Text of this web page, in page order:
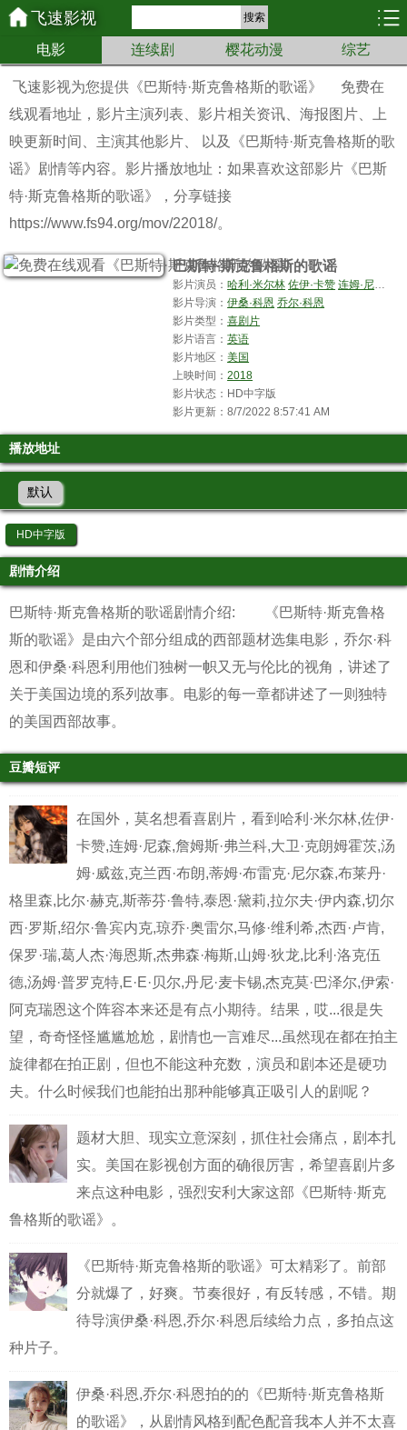
飞速影视 搜索
电影 连续剧 樱花动漫 综艺
飞速影视为您提供 《巴斯特·斯克鲁格斯的歌谣》
免费在
线观看地址，影片主演列表、影片相关资讯、海报图片、上
映更新时间、主演其他影片、 以及《巴斯特·斯克鲁格斯的歌
谣》剧情等内容。影片播放地址：如果喜欢这部影片《巴斯
特·斯克鲁格斯的歌谣》，分享链接
https://www.fs94.org/mov/22018/。
巴斯特·斯克鲁格斯的歌谣
影片演员：哈利·米尔林 佐伊·卡赞 连姆·尼森
影片导演：伊桑·科恩 乔尔·科恩
影片类型：喜剧片
影片语言：英语
影片地区：美国
上映时间：2018
影片状态：HD中字版
影片更新：8/7/2022 8:57:41 AM
播放地址
默认
HD中字版
剧情介绍
巴斯特·斯克鲁格斯的歌谣剧情介绍: 《巴斯特·斯克鲁格
斯的歌谣》是由六个部分组成的西部题材选集电影，乔尔·科
恩和伊桑·科恩利用他们独树一帜又无与伦比的视角，讲述了
关于美国边境的系列故事。电影的每一章都讲述了一则独特
的美国西部故事。
豆瓣短评
在国外，莫名想看喜剧片，看到哈利·米尔林,佐伊·
卡赞,连姆·尼森,詹姆斯·弗兰科,大卫·克朗姆霍茨,汤
姆·威兹,克兰西·布朗,蒂姆·布雷克·尼尔森,布莱丹·
格里森,比尔·赫克,斯蒂芬·鲁特,泰恩·黛莉,拉尔夫·伊内森,切尔
西·罗斯,绍尔·鲁宾内克,琼乔·奥雷尔,马修·维利希,杰西·卢肯,
保罗·瑞,葛人杰·海恩斯,杰弗森·梅斯,山姆·狄龙,比利·洛克伍
德,汤姆·普罗克特,E·E·贝尔,丹尼·麦卡锡,杰克莫·巴泽尔,伊索·
阿克瑞恩这个阵容本来还是有点小期待。结果，哎...很是失
望，奇奇怪怪尴尴尬尬，剧情也一言难尽...虽然现在都在拍主
旋律都在拍正剧，但也不能这种充数，演员和剧本还是硬功
夫。什么时候我们也能拍出那种能够真正吸引人的剧呢？
题材大胆、现实立意深刻，抓住社会痛点，剧本扎
实。美国在影视创方面的确很厉害，希望喜剧片多
来点这种电影，强烈安利大家这部《巴斯特·斯克
鲁格斯的歌谣》。
《巴斯特·斯克鲁格斯的歌谣》可太精彩了。前部
分就爆了，好爽。节奏很好，有反转感，不错。期
待导演伊桑·科恩,乔尔·科恩后续给力点，多拍点这
种片子。
伊桑·科恩,乔尔·科恩拍的的《巴斯特·斯克鲁格斯
的歌谣》，从剧情风格到配色配音我本人并不太喜